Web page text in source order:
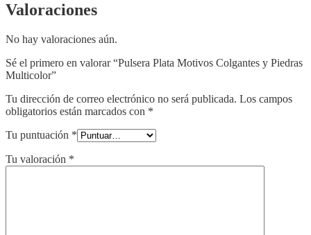
Valoraciones
No hay valoraciones aún.
Sé el primero en valorar “Pulsera Plata Motivos Colgantes y Piedras
Multicolor”
Tu dirección de correo electrónico no será publicada. Los campos
obligatorios están marcados con *
Tu puntuación *
Tu valoración *